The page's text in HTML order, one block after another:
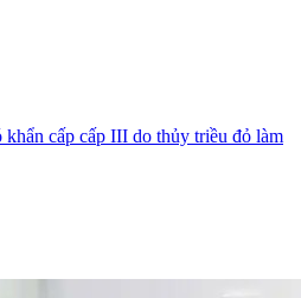
cấp cấp III do thủy triều đỏ làm